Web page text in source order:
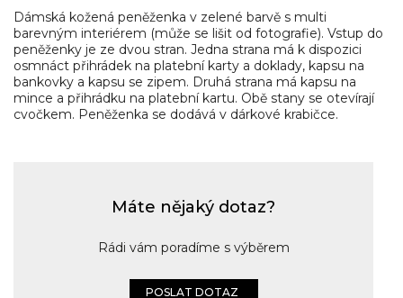
Dámská kožená peněženka v zelené barvě s multi
barevným interiérem (může se lišit od fotografie). Vstup do
peněženky je ze dvou stran. Jedna strana má k dispozici
osmnáct přihrádek na platební karty a doklady, kapsu na
bankovky a kapsu se zipem. Druhá strana má kapsu na
mince a přihrádku na platební kartu. Obě stany se otevírají
cvočkem. Peněženka se dodává v dárkové krabičce.
Máte nějaký dotaz?
Rádi vám poradíme s výběrem
POSLAT DOTAZ